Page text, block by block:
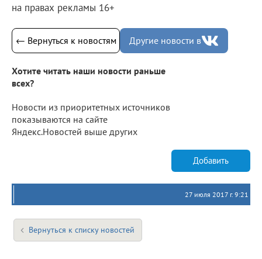
на правах рекламы 16+
← Вернуться к новостям Другие новости в
Хотите читать наши новости раньше
всех?
Новости из приоритетных источников
показываются на сайте
Яндекс.Новостей выше других
Добавить
27 июля 2017 г. 9:21
Вернуться к списку новостей